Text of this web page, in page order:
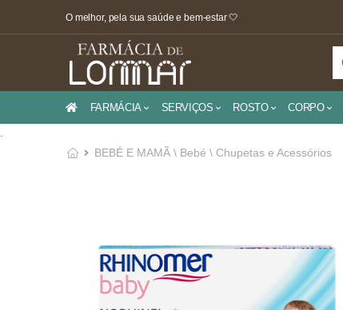
O melhor, pela sua saúde e bem-estar 🤍
FARMÁCIA SERVIÇOS ROSTO CORPO
BEBÉ E MAMÃ \ Bebé \ Chupetas e Acessórios